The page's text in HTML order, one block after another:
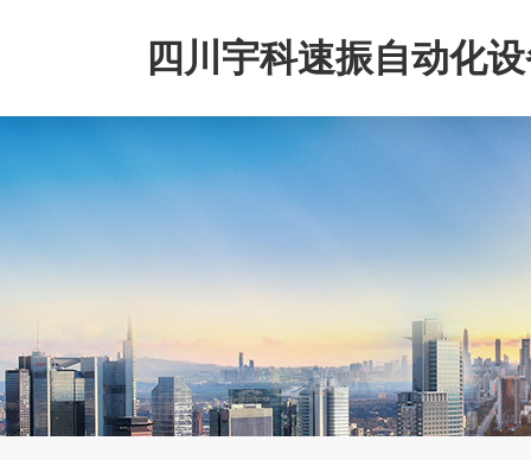
四川宇科速振自动化
公司